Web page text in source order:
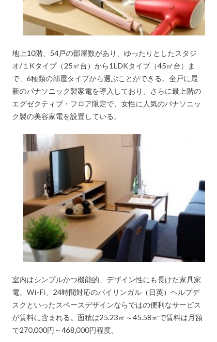
地上10階、54戸の部屋数があり、ゆったりとしたスタジ
オ/１Kタイプ（25㎡台）から1LDKタイプ（45㎡台）ま
で、6種類の部屋タイプから選ぶことができる。全戸に最
新のパナソニック製家電を導入しており、さらに最上階の
エグゼクティブ・フロア限定で、女性に人気のパナソニッ
ク製の美容家電を設置している。
室内はシンプルかつ機能的、デザイン性にも長けた家具家
電、Wi-Fi、24時間対応のバイリンガル（日英）ヘルプデ
スクといったスペースデザインならではの便利なサービス
が賃料に含まれる。面積は25.23㎡～45.58㎡で賃料は月額
で270,000円～468,000円程度。